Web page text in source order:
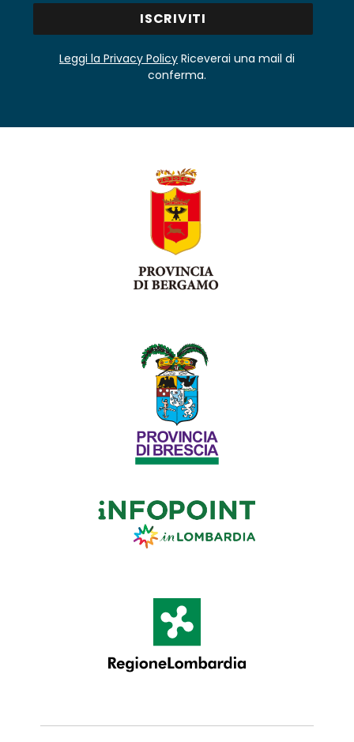
Leggi la Privacy Policy Riceverai una mail di
conferma.